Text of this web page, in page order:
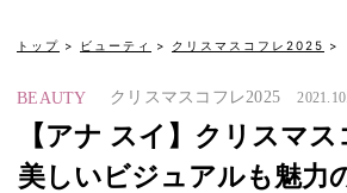
トップ ビューティ クリスマスコフレ2025
BEAUTY クリスマスコフレ2025
【アナ スイ】クリスマス
美しいビジュアルも魅力